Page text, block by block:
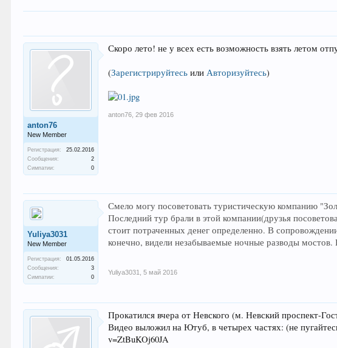
anton76
New Member
Регистрация:
25.02.2016
Сообщения:
2
Симпатии:
0
Скоро лето! не у всех есть возможность взять летом
(Зарегистрируйтесь илиАвторизуйтесь)
anton76 29 фев 2016
Yuliya3031
New Member
Регистрация:
01.05.2016
Сообщения:
3
Симпатии:
0
Смело могу посоветовать туристическую компанию
Последний тур брали в этой компании(друзья
стоит потраченных денег определенно. В
конечно, видели незабываемые ночные разводы
Yuliya3031 5 май 2016
Прокатился вчера от Невского (м. Невский проспект-
Видео выложил на Ютуб, в четырех частях: (не
v=ZtBuKOj60JA